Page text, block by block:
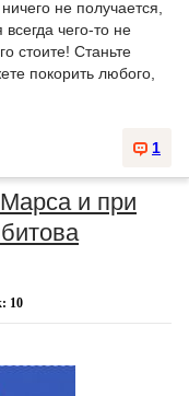
не получается,
чего-то не
стоите! Станьте
покорить любого,
1
и при
10